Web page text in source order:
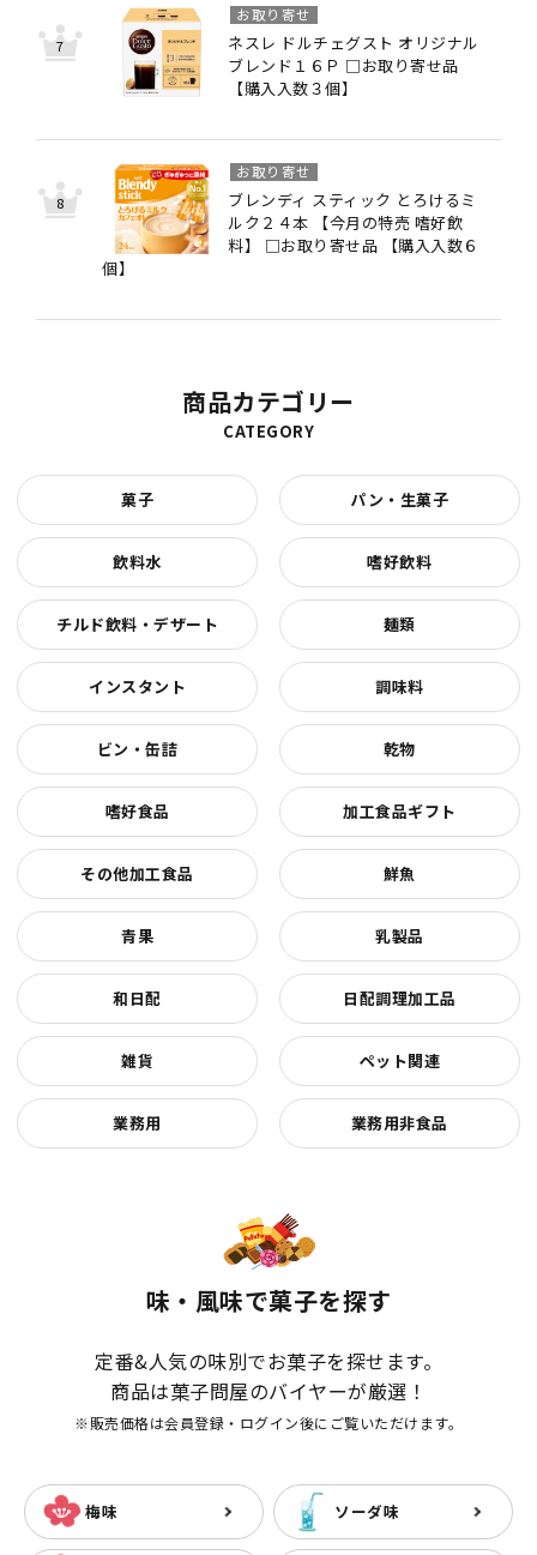
ネスレ ドルチェグスト オリジナル
ブレンド１６Ｐ □お取り寄せ品
【購入入数３個】
お取り寄せ
ブレンディ スティック とろけるミ
ルク２４本 【今月の特売 嗜好飲
料】 □お取り寄せ品 【購入入数６
個】
お取り寄せ
商品カテゴリー
CATEGORY
菓子 パン・生菓子
飲料水 嗜好飲料
チルド飲料・デザート 麺類
インスタント 調味料
ビン・缶詰 乾物
嗜好食品 加工食品ギフト
その他加工食品 鮮魚
青果 乳製品
和日配 日配調理加工品
雑貨 ペット関連
業務用 業務用非食品
味・風味で菓子を探す
定番&人気の味別でお菓子を探せます。
商品は菓子問屋のバイヤーが厳選！
※販売価格は会員登録・ログイン後にご覧いただけます。
梅味 ソーダ味